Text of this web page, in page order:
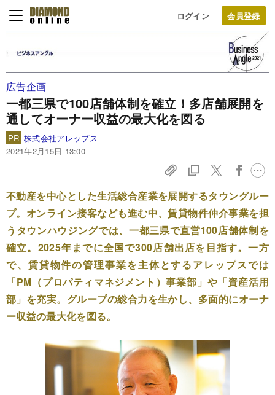
ログイン
広告企画
一都三県で100店舗体制を確立！多店舗展開を
通してオーナー収益の最大化を図る
PR 株式会社アレップス
2021年2月15日 13:00
不動産を中心とした生活総合産業を展開するタウングルー
プ。オンライン接客なども進む中、賃貸物件仲介事業を担
うタウンハウジングでは、一都三県で直営100店舗体制を
確立。2025年までに全国で300店舗出店を目指す。一方
で、賃貸物件の管理事業を主体とするアレップスでは
「PM（プロパティマネジメント）事業部」や「資産活用
部」を充実。グループの総合力を生かし、多面的にオーナ
ー収益の最大化を図る。